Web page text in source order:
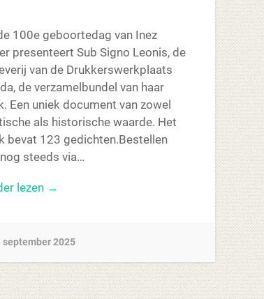
100e geboortedag van Inez
presenteert Sub Signo Leonis, de
van de Drukkerswerkplaats
de verzamelbundel van haar
Een uniek document van zowel
als historische waarde. Het
bevat 123 gedichten.Bestellen
steeds via…
lezen →
september 2025